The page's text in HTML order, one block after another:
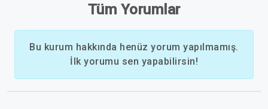
Tüm Yorumlar
Bu kurum hakkında henüz yorum yapılmamış.
İlk yorumu sen yapabilirsin!